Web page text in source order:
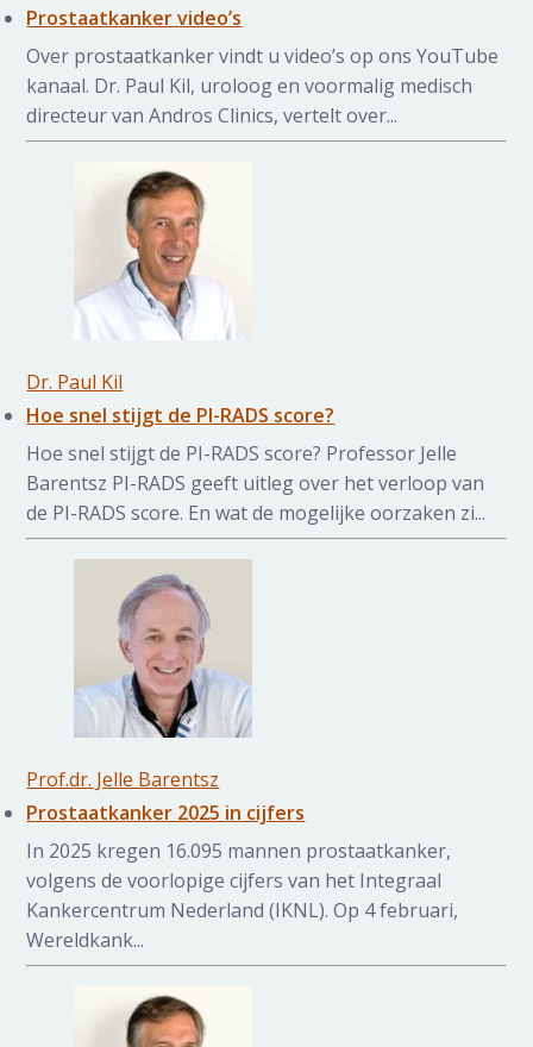
Prostaatkanker video’s
Over prostaatkanker vindt u video’s op ons YouTube
kanaal. Dr. Paul Kil, uroloog en voormalig medisch
directeur van Andros Clinics, vertelt over...
Dr. Paul Kil
Hoe snel stijgt de PI-RADS score?
Hoe snel stijgt de PI-RADS score? Professor Jelle
Barentsz PI-RADS geeft uitleg over het verloop van
de PI-RADS score. En wat de mogelijke oorzaken zi...
Prof.dr. Jelle Barentsz
Prostaatkanker 2025 in cijfers
In 2025 kregen 16.095 mannen prostaatkanker,
volgens de voorlopige cijfers van het Integraal
Kankercentrum Nederland (IKNL). Op 4 februari,
Wereldkank...